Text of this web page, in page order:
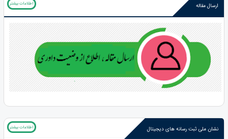
ارسال مقاله اطلاعات بیشتر
نشان ملی ثبت رسانه های دیجیتال اطلاعات بیشتر